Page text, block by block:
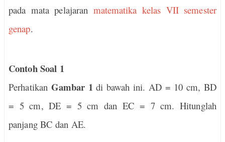
pada mata pelajaran matematika kelas VII semester
genap.
Contoh Soal 1
Perhatikan Gambar 1 di bawah ini. AD = 10 cm, BD
= 5 cm, DE = 5 cm dan EC = 7 cm. Hitunglah
panjang BC dan AE.